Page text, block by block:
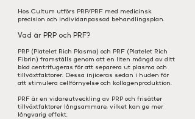
Hos Cultum utförs PRP/PRF med medicinsk
precision och individanpassad behandlingsplan.
Vad är PRP och PRF?
PRP (Platelet Rich Plasma) och PRF (Platelet Rich
Fibrin) framställs genom att en liten mängd av ditt
blod centrifugeras för att separera ut plasma och
tillväxtfaktorer. Dessa injiceras sedan i huden för
att stimulera cellförnyelse och kollagenproduktion.
PRF är en vidareutveckling av PRP och frisätter
tillväxtfaktorer långsammare, vilket kan ge mer
långvarig effekt.